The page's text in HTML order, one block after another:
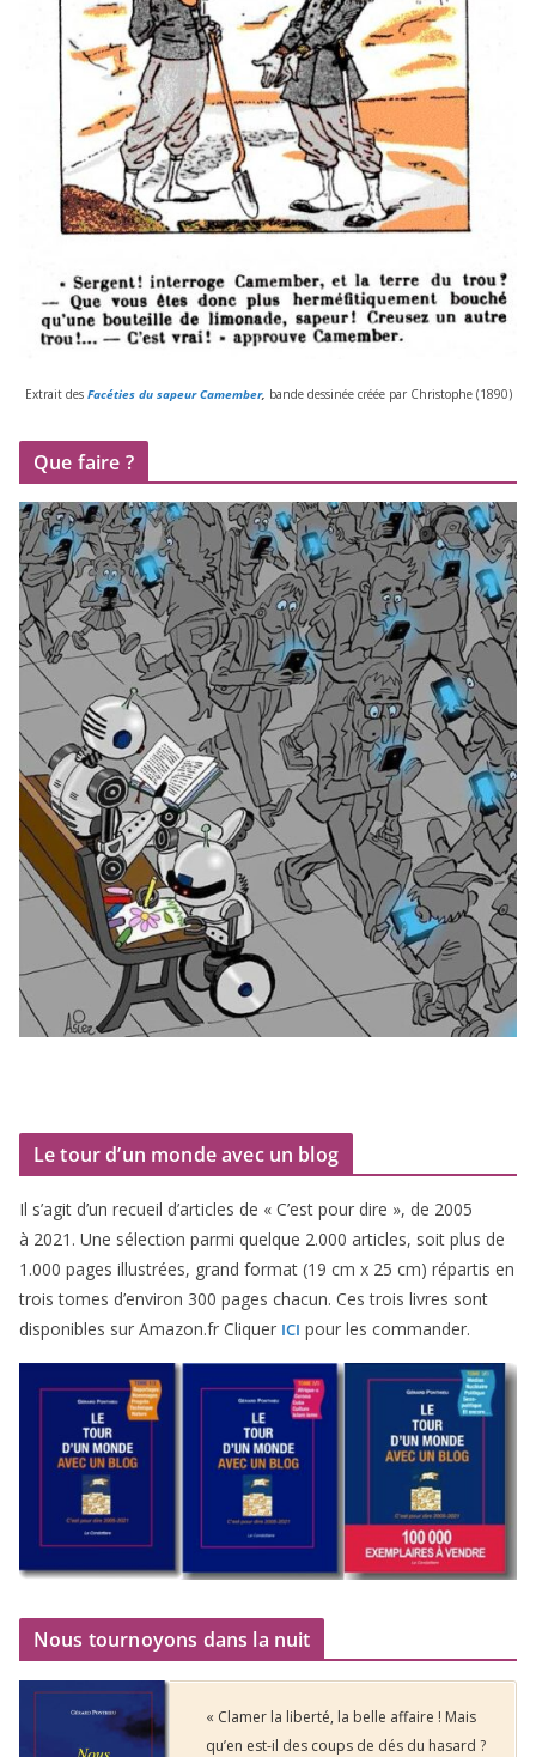
Extrait desFacéties du sapeur Camember, bande des­si­née créée par Christophe (1890)
Que faire ?
Le tour d’un monde avec un blog
Il s’agit d’un recueil d’ar­ticles de « C’est pour dire », de 2005
à 2021 . Une sélec­tion par­mi quelque 2.000 articles, soit plus de
1 .000 pages illus­trées, grand for­mat (19 cm x 25 cm) répar­tis en
trois tomes d’environ 300 pages cha­cun. Ces trois livres sont
dis­po­nibles sur Amazon​.fr Cliquer ICI pour les commander.
Nous tournoyons dans la nuit
« Clamer la liberté, la belle affaire ! Mais
qu’en est-il des coups de dés du hasard ?